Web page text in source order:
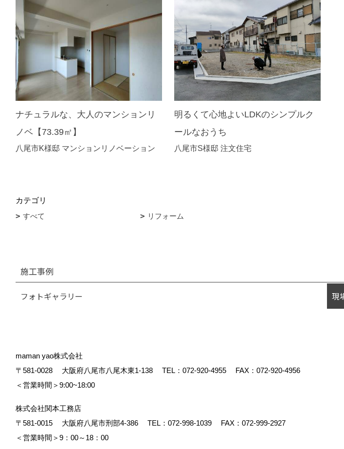
ナチュラルな、大人のマンションリ
ノベ【73.39㎡】
八尾市K様邸 マンションリノベーション
明るくて心地よいLDKのシンプルク
ールなおうち
八尾市S様邸 注文住宅
カテゴリ
すべて
リフォーム
施工事例
フォトギャラリー 現
maman yao株式会社
〒581-0028
大阪府八尾市八尾木東1-138 TEL： 072-920-4955
FAX：072-920-4956
＜営業時間＞9:00~18:00
株式会社関本工務店
〒581-0015
大阪府八尾市刑部4-386 TEL： 072-998-1039
FAX：072-999-2927
＜営業時間＞9：00～18：00